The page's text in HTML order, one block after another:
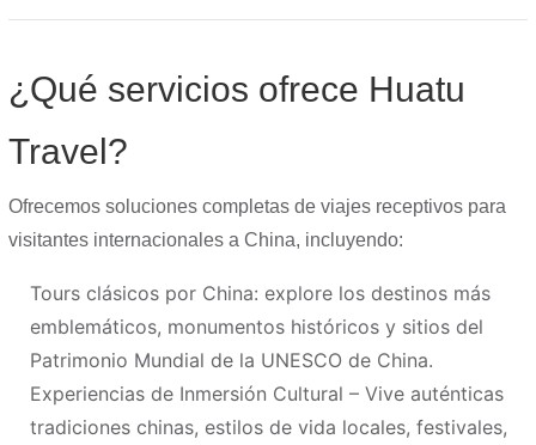
¿Qué servicios ofrece Huatu
Travel?
Ofrecemos soluciones completas de viajes receptivos para
visitantes internacionales a China, incluyendo:
Tours clásicos por China: explore los destinos más
emblemáticos, monumentos históricos y sitios del
Patrimonio Mundial de la UNESCO de China.
Experiencias de Inmersión Cultural – Vive auténticas
tradiciones chinas, estilos de vida locales, festivales,